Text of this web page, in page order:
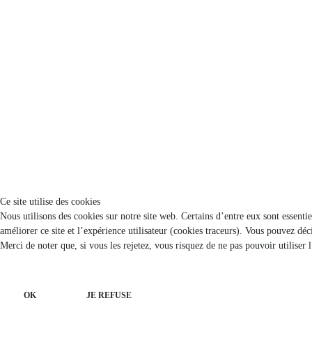
Ce site utilise des cookies
Nous utilisons des cookies sur notre site web. Certains d’entre eux sont
améliorer ce site et l’expérience utilisateur (cookies traceurs). Vous pouvez
Merci de noter que, si vous les rejetez, vous risquez de ne pas pouvoir utiliser
OK JE REFUSE